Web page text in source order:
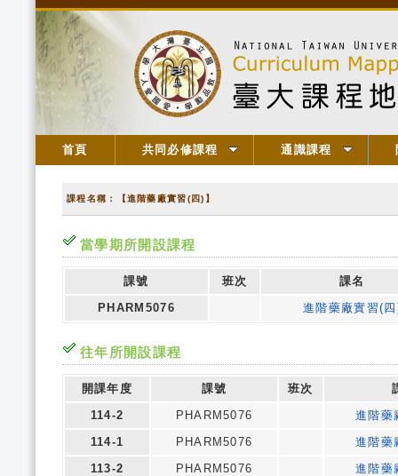
首頁 共同必修課程 通識課程
課程名稱：【進階藥廠實習(四)】
當學期所開設課程
課號 班次
課名
PHARM5076
進階藥廠實習(
往年所開設課程
開課年度 課號 班次
114-2
PHARM5076
進階藥
114-1
PHARM5076
進階藥
113-2
PHARM5076
進階藥